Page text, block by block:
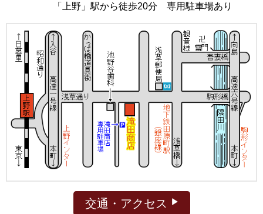
「上野」駅から徒歩20分 専用駐車場あり
交通・アクセス